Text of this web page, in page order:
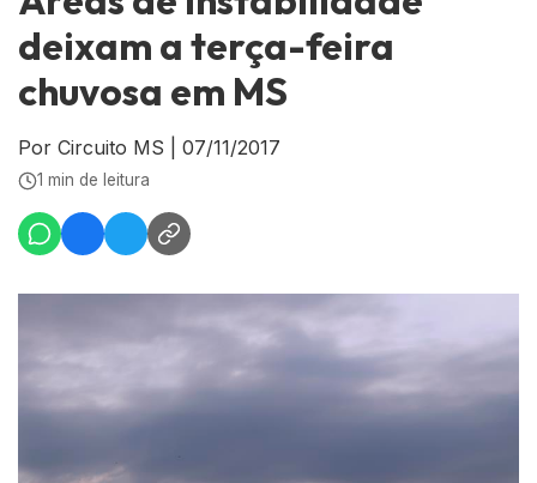
deixam a terça-feira
chuvosa em MS
Por Circuito MS 07/11/2017
1 min de leitura